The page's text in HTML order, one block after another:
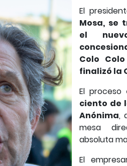
El
Mosa, se
el
Colo
finalizó la
El proceso
ciento de
Anónima,
mesa
absoluta
El